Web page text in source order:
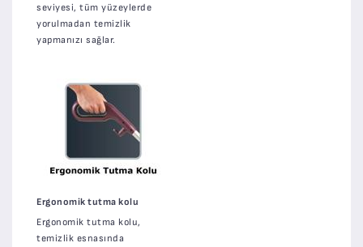
seviyesi, tüm yüzeylerde
yorulmadan temizlik
yapmanızı sağlar.
Ergonomik tutma kolu
Ergonomik tutma kolu,
temizlik esnasında